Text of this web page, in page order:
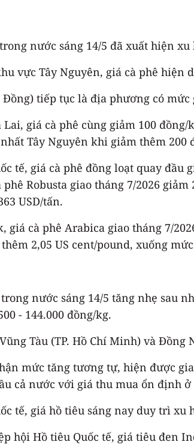
nước sáng 14/5 đã xuất hiện
vực Tây Nguyên, giá cà phê hiện
tiếp tục là địa phương có
giá cà phê cùng giảm 100
Tây Nguyên khi giảm thêm 200
tế, giá cà phê đồng loạt quay
Robusta giao tháng 7/2026
USD/tấn.
giá cà phê Arabica giao tháng 7/
2,05 US cent/pound, xuống
nước sáng 14/5 tăng nhẹ sau
- 144.000 đồng/kg.
Tàu (TP. Hồ Chí Minh) và
mức tăng tương tự, hiện được
cả nước với giá thu mua ổn định ở
tế, giá hồ tiêu sáng nay duy trì
hội Hồ tiêu Quốc tế, giá tiêu đen